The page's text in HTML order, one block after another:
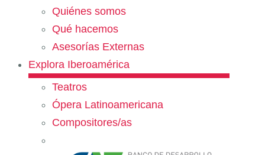
Quiénes somos
Qué hacemos
Asesorías Externas
Explora Iberoamérica
Teatros
Ópera Latinoamericana
Compositores/as